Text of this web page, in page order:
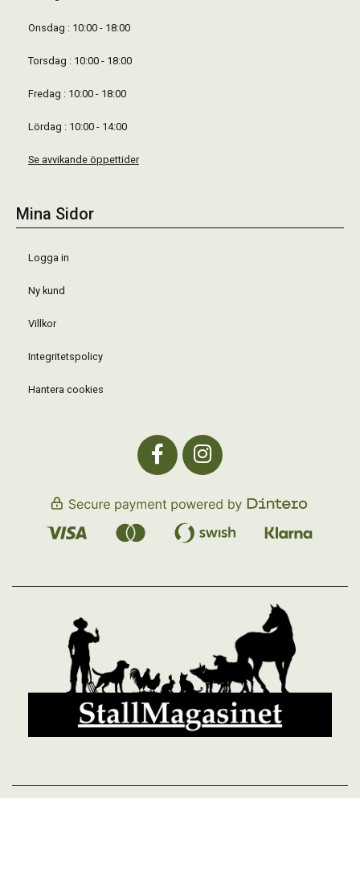
Onsdag : 10:00 - 18:00
Torsdag : 10:00 - 18:00
Fredag : 10:00 - 18:00
Lördag : 10:00 - 14:00
Se avvikande öppettider
Mina Sidor
Logga in
Ny kund
Villkor
Integritetspolicy
Hantera cookies